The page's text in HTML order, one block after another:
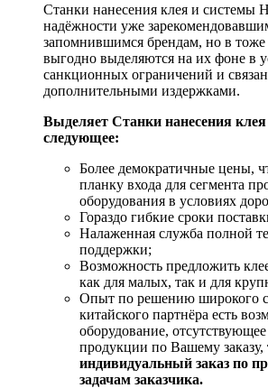
Станки нанесения клея и системы
надёжности уже
запомнившимся брендам, но в тоже
выгодно выделяются на их фоне в
санкционных ограничений и
дополнительными издержками.
Выделяет Станки нанесения
следующее:
Более демократичные цены,
планку входа для сегмента
оборудования в условиях
Гораздо гибкие сроки
Налаженная служба полной
поддержки;
Возможность предложить
как для малых, так и для
Опыт по решению широкого
китайского партнёра есть
оборудование, отсутствующее
продукции по Вашему заказу,
индивидуальный заказ по
задачам заказчика.